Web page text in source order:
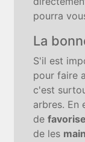
pourra
La
S'il est
pour faire
c'est
arbres. En
de
de les